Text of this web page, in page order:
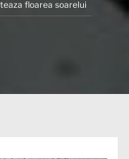
floarea soarelui